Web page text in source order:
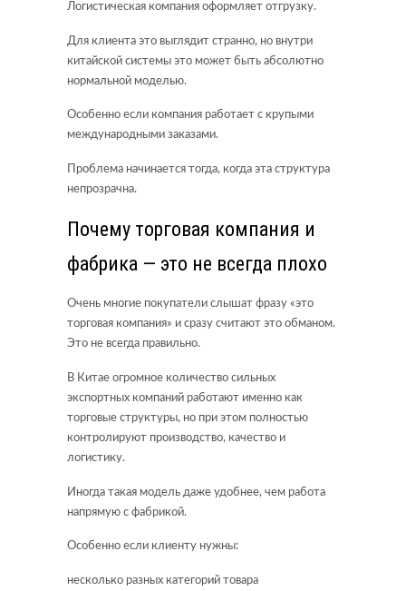
Логистическая компания оформляет отгрузку.
Для клиента это выглядит странно, но внутри
китайской системы это может быть абсолютно
нормальной моделью.
Особенно если компания работает с крупыми
международными заказами.
Проблема начинается тогда, когда эта структура
непрозрачна.
Почему торговая компания и
фабрика — это не всегда плохо
Очень многие покупатели слышат фразу «это
торговая компания» и сразу считают это обманом.
Это не всегда правильно.
В Китае огромное количество сильных
экспортных компаний работают именно как
торговые структуры, но при этом полностью
контролируют производство, качество и
логистику.
Иногда такая модель даже удобнее, чем работа
напрямую с фабрикой.
Особенно если клиенту нужны:
несколько разных категорий товара